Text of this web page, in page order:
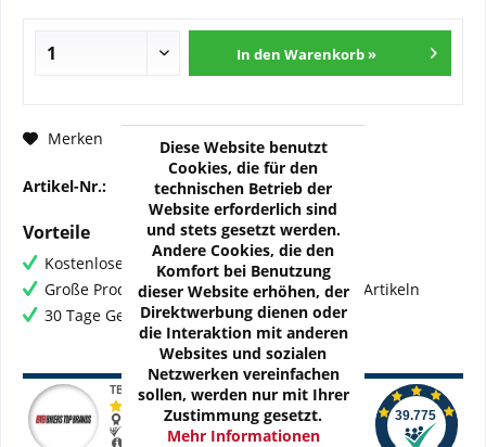
In den Warenkorb »
Merken Fragen zum Artikel?
Artikel-Nr.: RM-QT1-SC45-B
Vorteile
Kostenloser Versand ab € 60,- Bestellwert
Große Produktauswahl mit mehr als 80.000 Artikeln
30 Tage Geld-Zurück-Garantie
Diese Website benutzt
Cookies, die für den
technischen Betrieb der
Website erforderlich sind
und stets gesetzt werden.
Andere Cookies, die den
Komfort bei Benutzung
dieser Website erhöhen, der
Direktwerbung dienen oder
die Interaktion mit anderen
Websites und sozialen
Netzwerken vereinfachen
sollen, werden nur mit Ihrer
Zustimmung gesetzt.
Mehr Informationen